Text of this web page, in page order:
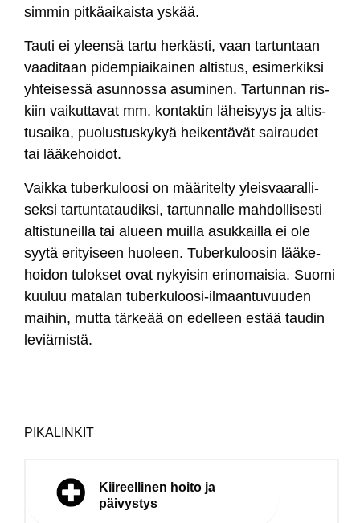
sim­min pit­käai­kais­ta ys­kää.
Tau­ti ei yleen­sä tar­tu her­käs­ti, vaan tar­tun­taan
vaa­di­taan pi­dem­piai­kai­nen al­tis­tus, esi­mer­kik­si
yh­tei­ses­sä asun­nos­sa asu­mi­nen. Tar­tun­nan ris­
kiin vai­kut­ta­vat mm. kon­tak­tin lä­hei­syys ja al­tis­
tu­sai­ka, puo­lus­tus­ky­kyä hei­ken­tä­vät sai­rau­det
tai lää­ke­hoi­dot.
Vaik­ka tu­ber­ku­loo­si on mää­ri­tel­ty yleis­vaa­ral­li­
sek­si tar­tun­ta­tau­dik­si, tar­tun­nal­le mah­dol­li­ses­ti
al­tis­tu­neil­la tai alueen muil­la asuk­kail­la ei ole
syy­tä eri­tyi­seen huo­leen. Tu­ber­ku­loo­sin lää­ke­
hoi­don tu­lok­set ovat ny­kyi­sin eri­no­mai­sia. Suo­mi
kuu­luu ma­ta­lan tu­ber­ku­loo­si-il­maan­tu­vuu­den
mai­hin, mut­ta tär­keää on edel­leen es­tää tau­din
le­viä­mis­tä.
PIKALINKIT
Kiireellinen hoito ja
päivystys